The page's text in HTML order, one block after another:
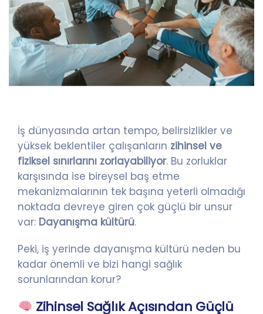
İş dünyasında artan tempo, belirsizlikler ve
yüksek beklentiler çalışanların zihinsel ve
fiziksel sınırlarını zorlayabiliyor. Bu zorluklar
karşısında ise bireysel baş etme
mekanizmalarının tek başına yeterli olmadığı
noktada devreye giren çok güçlü bir unsur
var: Dayanışma kültürü.
Peki, iş yerinde dayanışma kültürü neden bu
kadar önemli ve bizi hangi sağlık
sorunlarından korur?
Zihinsel Sağlık Açısından Güçlü